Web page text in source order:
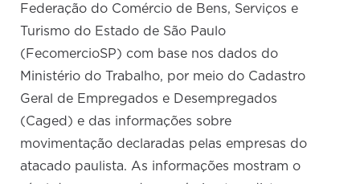
Federação do Comércio de Bens, Serviços e
Turismo do Estado de São Paulo
(FecomercioSP) com base nos dados do
Ministério do Trabalho, por meio do Cadastro
Geral de Empregados e Desempregados
(Caged) e das informações sobre
movimentação declaradas pelas empresas do
atacado paulista. As informações mostram o